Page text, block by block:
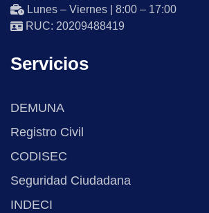
Lunes – Viernes | 8:00 – 17:00
RUC: 20209488419
Servicios
DEMUNA
Registro Civil
CODISEC
Seguridad Ciudadana
INDECI